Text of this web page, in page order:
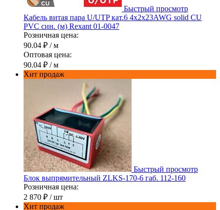
Быстрый просмотр
Кабель витая пара U/UTP кат.6 4х2х23AWG solid CU
PVC син. (м) Rexant 01-0047
Розничная цена:
90.04 ₽ / м
Оптовая цена:
90.04 ₽ / м
Хит продаж
Быстрый просмотр
Блок выпрямительный ZLKS-170-6 габ. 112-160
Розничная цена:
2 870 ₽ / шт
Хит продаж